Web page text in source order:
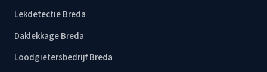
Lekdetectie Breda
Daklekkage Breda
Loodgietersbedrijf Breda